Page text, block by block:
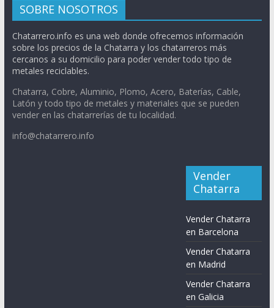
SOBRE NOSOTROS
Chatarrero.info es una web donde ofrecemos información
sobre los precios de la Chatarra y los chatarreros más
cercanos a su domicilio para poder vender todo tipo de
metales reciclables.
Chatarra, Cobre, Aluminio, Plomo, Acero, Baterías, Cable,
Latón y todo tipo de metales y materiales que se pueden
vender en las chatarrerías de tu localidad.
info@chatarrero.info
Vender
Chatarra
Vender Chatarra
en Barcelona
Vender Chatarra
en Madrid
Vender Chatarra
en Galicia